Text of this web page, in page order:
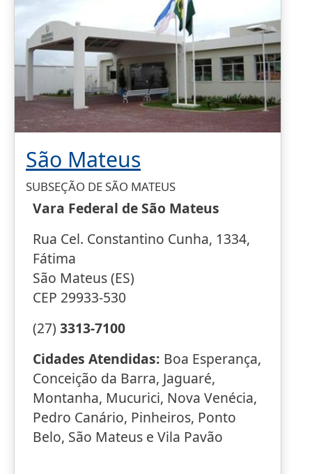
São Mateus
SUBSEÇÃO DE SÃO MATEUS
Vara Federal de São Mateus
Rua Cel. Constantino Cunha, 1334,
Fátima
São Mateus (ES)
CEP 29933-530
(27) 3313-7100
Cidades Atendidas: Boa Esperança,
Conceição da Barra, Jaguaré,
Montanha, Mucurici, Nova Venécia,
Pedro Canário, Pinheiros, Ponto
Belo, São Mateus e Vila Pavão